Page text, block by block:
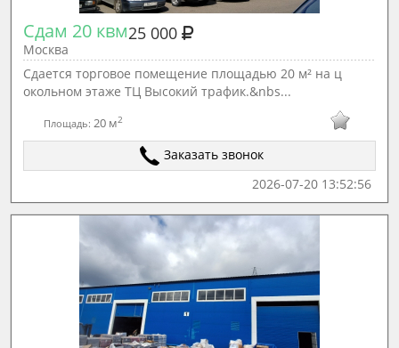
Сдам 20 квм25 000
Москва
Сдается торговое помещение площадью 20 м² на ц
окольном этаже ТЦ Высокий трафик.&nbs...
Площадь: 20 м2
Заказать звонок
2026-07-20 13:52:56